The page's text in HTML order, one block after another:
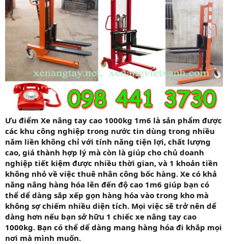
Ưu điểm Xe nâng tay cao 1000kg 1m6 là sản phẩm được
các khu công nghiệp trong nước tin dùng trong nhiều
năm liền không chỉ với tính năng tiện lợi, chất lượng
cao, giá thành hợp lý mà còn là giúp cho chủ doanh
nghiệp tiết kiệm được nhiều thời gian, và 1 khoản tiền
không nhỏ về việc thuê nhân công bốc hàng. Xe có khả
năng nâng hàng hóa lên đến độ cao 1m6 giúp bạn có
thể dể dàng sắp xếp gọn hàng hóa vào trong kho mà
không sợ chiếm nhiều diện tích. Mọi việc sẽ trở nên dể
dàng hơn nếu bạn sở hữu 1 chiếc xe nâng tay cao
1000kg. Bạn có thể dể dàng mang hàng hóa đi khắp mọi
nơi mà mình muốn.